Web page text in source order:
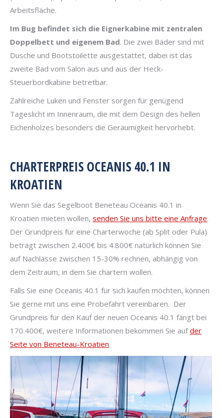
Arbeitsfläche.
Im Bug befindet sich die Eignerkabine mit zentralen
Doppelbett und eigenem Bad. Die zwei Bäder sind mit
Dusche und Bootstoilette ausgestattet, dabei ist das
zweite Bad vom Salon aus und aus der Heck-
Steuerbordkabine betretbar.
Zahlreiche Luken und Fenster sorgen für genügend
Tageslicht im Innenraum, die mit dem Design des hellen
Eichenholzes besonders die Geräumigkeit hervorhebt.
CHARTERPREIS OCEANIS 40.1 IN
KROATIEN
Wenn Sie das Segelboot Beneteau Oceanis 40.1 in
Kroatien mieten wollen, senden Sie uns bitte eine Anfrage.
Der Grundpreis für eine Charterwoche (ab Split oder Pula)
beträgt zwischen 2.400€ bis 4.800€ natürlich können Sie
auf Nachlässe zwischen 15-30% rechnen, abhängig von
dem Zeitraum, in dem Sie chartern wollen.
Falls Sie eine Oceanis 40.1 für sich kaufen möchten, können
Sie gerne mit uns eine Probefahrt vereinbaren. Der
Grundpreis für den Kauf der neuen Oceanis 40.1 fängt bei
170.400€, weitere Informationen bekommen Sie aufder
Seite von Beneteau-Kroatien.